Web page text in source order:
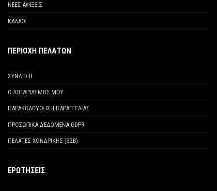
ΝΕΕΣ ΑΦΙΞΕΙΣ
ΚΑΛΑΘΙ
ΠΕΡΙΟΧΗ ΠΕΛΑΤΩΝ
ΣΥΝΔΕΣΗ
Ο ΛΟΓΑΡΙΑΣΜΟΣ ΜΟΥ
ΠΑΡΑΚΟΛΟΥΘΗΣΗ ΠΑΡΑΓΓΕΛΙΑΣ
ΠΡΟΣΩΠΙΚΑ ΔΕΔΟΜΕΝΑ GDPR
ΠΕΛΑΤΕΣ ΧΟΝΔΡΙΚΗΣ (Β2Β)
ΕΡΩΤΗΣΕΙΣ